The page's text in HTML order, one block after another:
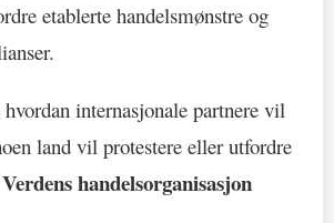
etablerte handelsmønstre og
internasjonale partnere vil
land vil protestere eller utfordre
Verdens handelsorganisasjon